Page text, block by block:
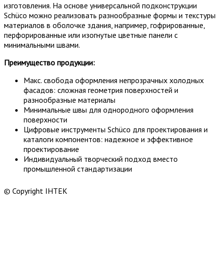
изготовления. На основе универсальной подконструкции
Schüco можно реализовать разнообразные формы и текстуры
материалов в оболочке здания, например, гофрированные,
перфорированные или изогнутые цветные панели с
минимальными швами.
Преимущество продукции:
Макс. свобода оформления непрозрачных холодных
фасадов: сложная геометрия поверхностей и
разнообразные материалы
Минимальные швы для однородного оформления
поверхности
Цифровые инструменты Schüco для проектирования и
каталоги компонентов: надежное и эффективное
проектирование
Индивидуальный творческий подход вместо
промышленной стандартизации
© Copyright ІНТЕК